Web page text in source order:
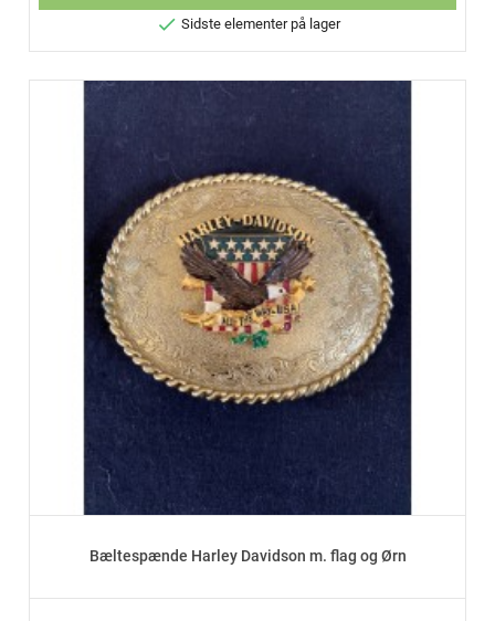
 Sidste elementer på lager
Bæltespænde Harley Davidson m. flag og Ørn